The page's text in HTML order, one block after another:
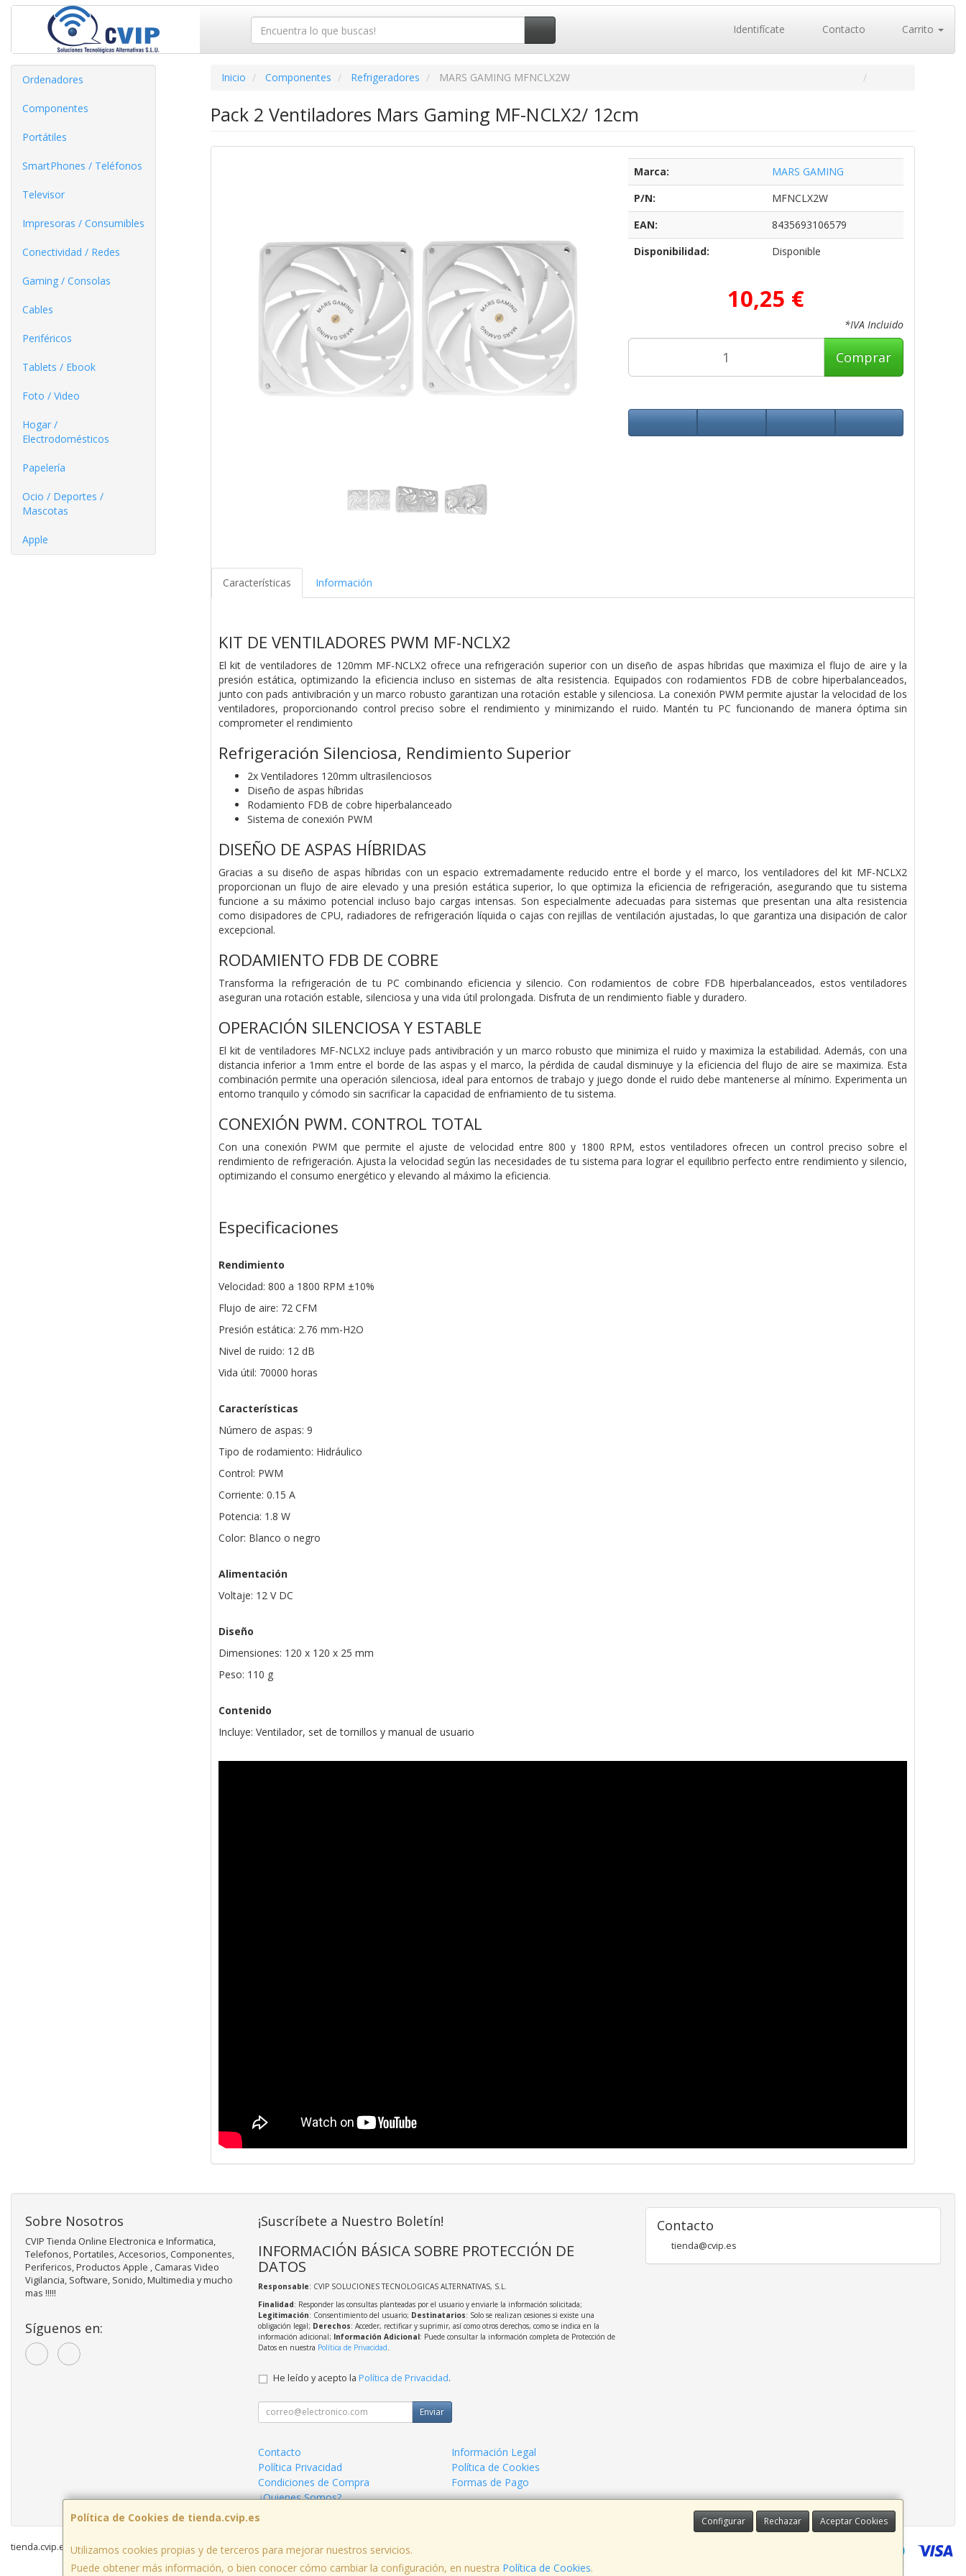
Identifícate Contacto Carrito
Ordenadores
Componentes
Portátiles
SmartPhones / Teléfonos
Televisor
Impresoras / Consumibles
Conectividad / Redes
Gaming / Consolas
Cables
Periféricos
Tablets / Ebook
Foto / Video
Hogar /
Electrodomésticos
Papelería
Ocio / Deportes /
Mascotas
Apple
Inicio Componentes Refrigeradores MARS GAMING MFNCLX2W
Pack 2 Ventiladores Mars Gaming MF-NCLX2/ 12cm
Marca:
MARS GAMING
P/N:
MFNCLX2W
EAN:
8435693106579
Disponibilidad:
Disponible
10,25 €
*IVA Incluido
Comprar
Características Información
KIT DE VENTILADORES PWM MF-NCLX2
El kit de ventiladores de 120mm MF-NCLX2 ofrece una refrigeración superior con un diseño de aspas híbridas que maximiza el flujo de aire y la
presión estática, optimizando la eficiencia incluso en sistemas de alta resistencia. Equipados con rodamientos FDB de cobre hiperbalanceados,
junto con pads antivibración y un marco robusto garantizan una rotación estable y silenciosa. La conexión PWM permite ajustar la velocidad de los
ventiladores, proporcionando control preciso sobre el rendimiento y minimizando el ruido. Mantén tu PC funcionando de manera óptima sin
comprometer el rendimiento
Refrigeración Silenciosa, Rendimiento Superior
2x Ventiladores 120mm ultrasilenciosos
Diseño de aspas híbridas
Rodamiento FDB de cobre hiperbalanceado
Sistema de conexión PWM
DISEÑO DE ASPAS HÍBRIDAS
Gracias a su diseño de aspas híbridas con un espacio extremadamente reducido entre el borde y el marco, los ventiladores del kit MF-NCLX2
proporcionan un flujo de aire elevado y una presión estática superior, lo que optimiza la eficiencia de refrigeración, asegurando que tu sistema
funcione a su máximo potencial incluso bajo cargas intensas. Son especialmente adecuadas para sistemas que presentan una alta resistencia
como disipadores de CPU, radiadores de refrigeración líquida o cajas con rejillas de ventilación ajustadas, lo que garantiza una disipación de calor
excepcional.
RODAMIENTO FDB DE COBRE
Transforma la refrigeración de tu PC combinando eficiencia y silencio. Con rodamientos de cobre FDB hiperbalanceados, estos ventiladores
aseguran una rotación estable, silenciosa y una vida útil prolongada. Disfruta de un rendimiento fiable y duradero.
OPERACIÓN SILENCIOSA Y ESTABLE
El kit de ventiladores MF-NCLX2 incluye pads antivibración y un marco robusto que minimiza el ruido y maximiza la estabilidad. Además, con una
distancia inferior a 1mm entre el borde de las aspas y el marco, la pérdida de caudal disminuye y la eficiencia del flujo de aire se maximiza. Esta
combinación permite una operación silenciosa, ideal para entornos de trabajo y juego donde el ruido debe mantenerse al mínimo. Experimenta un
entorno tranquilo y cómodo sin sacrificar la capacidad de enfriamiento de tu sistema.
CONEXIÓN PWM. CONTROL TOTAL
Con una conexión PWM que permite el ajuste de velocidad entre 800 y 1800 RPM, estos ventiladores ofrecen un control preciso sobre el
rendimiento de refrigeración. Ajusta la velocidad según las necesidades de tu sistema para lograr el equilibrio perfecto entre rendimiento y silencio,
optimizando el consumo energético y elevando al máximo la eficiencia.
Especificaciones
Rendimiento
Velocidad: 800 a 1800 RPM ±10%
Flujo de aire: 72 CFM
Presión estática: 2.76 mm-H2O
Nivel de ruido: 12 dB
Vida útil: 70000 horas
Características
Número de aspas: 9
Tipo de rodamiento: Hidráulico
Control: PWM
Corriente: 0.15 A
Potencia: 1.8 W
Color: Blanco o negro
Alimentación
Voltaje: 12 V DC
Diseño
Dimensiones: 120 x 120 x 25 mm
Peso: 110 g
Contenido
Incluye: Ventilador, set de tornillos y manual de usuario
Política de Cookies de tienda.cvip.es Configurar Rechazar Aceptar Cookies
Utilizamos cookies propias y de terceros para mejorar nuestros servicios.
Puede obtener más información, o bien conocer cómo cambiar la configuración, en nuestra Política de Cookies.
Sobre Nosotros
CVIP Tienda Online Electronica e Informatica,
Telefonos, Portatiles, Accesorios, Componentes,
Perifericos, Productos Apple , Camaras Video
Vigilancia, Software, Sonido, Multimedia y mucho
mas !!!!!
Síguenos en:
¡Suscríbete a Nuestro Boletín!
INFORMACIÓN BÁSICA SOBRE PROTECCIÓN DE
DATOS
Responsable: CVIP SOLUCIONES TECNOLOGICAS ALTERNATIVAS, S.L.
Finalidad: Responder las consultas planteadas por el usuario y enviarle la información solicitada;
Legitimación: Consentimiento del usuario; Destinatarios: Solo se realizan cesiones si existe una
obligación legal; Derechos: Acceder, rectificar y suprimir, así como otros derechos, como se indica en la
información adicional; Información Adicional: Puede consultar la información completa de Protección de
Datos en nuestra Política de Privacidad
He leído y acepto la Política de Privacidad.
Enviar
Contacto
Información Legal
Política Privacidad
Política de Cookies
Condiciones de Compra
Formas de Pago
¿Quienes Somos?
Contacto
tienda@cvip.es
tienda.cvip.es © 2026
, , , , España. - C.I.F.: B10464709 - Tfno: